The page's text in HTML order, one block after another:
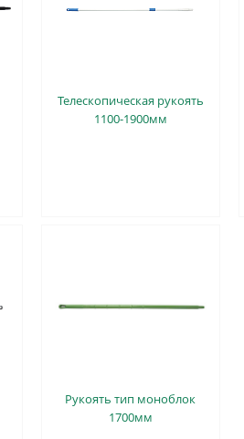
Телескопическая рукоять
1100-1900мм
Рукоять тип моноблок
1700мм